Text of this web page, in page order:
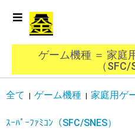
ゲーム機種 ＝ 家庭
（SFC/
全て ゲーム機種 家庭用ゲ
ｽｰﾊﾟｰﾌｧﾐｺﾝ（SFC/SNES）